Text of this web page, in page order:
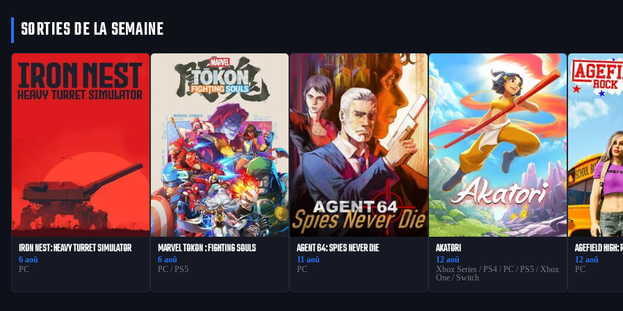
SORTIES DE LA SEMAINE
IRON NEST: HEAVY TURRET SIMULATOR
6 aoû
PC
MARVEL TOKON : FIGHTING SOULS
6 aoû
PC / PS5
AGENT 64: SPIES NEVER DIE
11 aoû
PC
AKATORI
12 aoû
Xbox Series / PS4 / PC / PS5 / Xbox
One / Switch
AGEFIELD HIGH:
12 aoû
PC